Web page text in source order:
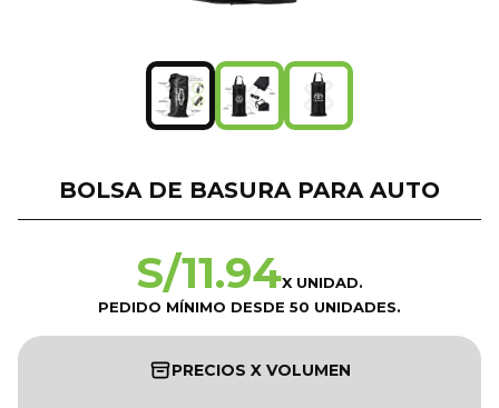
BOLSA DE BASURA PARA AUTO
S/11.94X UNIDAD.
PEDIDO MÍNIMO DESDE 50 UNIDADES.
PRECIOS X VOLUMEN